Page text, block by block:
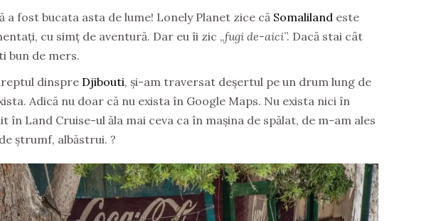
a fost bucata asta de lume! Lonely Planet zice că Somaliland este
cu simț de aventură. Dar eu îi zic „fugi de-aici”. Dacă stai cât
bun de mers.
dinspre Djibouti, și-am traversat deșertul pe un drum lung de
Adică nu doar că nu exista în Google Maps. Nu exista nici în
în Land Cruise-ul ăla mai ceva ca în mașina de spălat, de m-am ales
ștrumf, albăstrui. ?